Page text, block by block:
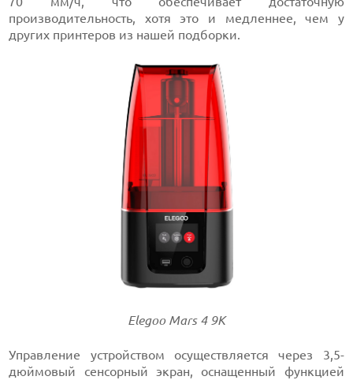
производительность, хотя это и медленнее, чем у
других принтеров из нашей подборки.
Elegoo Mars 4 9K
Управление устройством осуществляется через 3,5-
дюймовый сенсорный экран, оснащенный функцией